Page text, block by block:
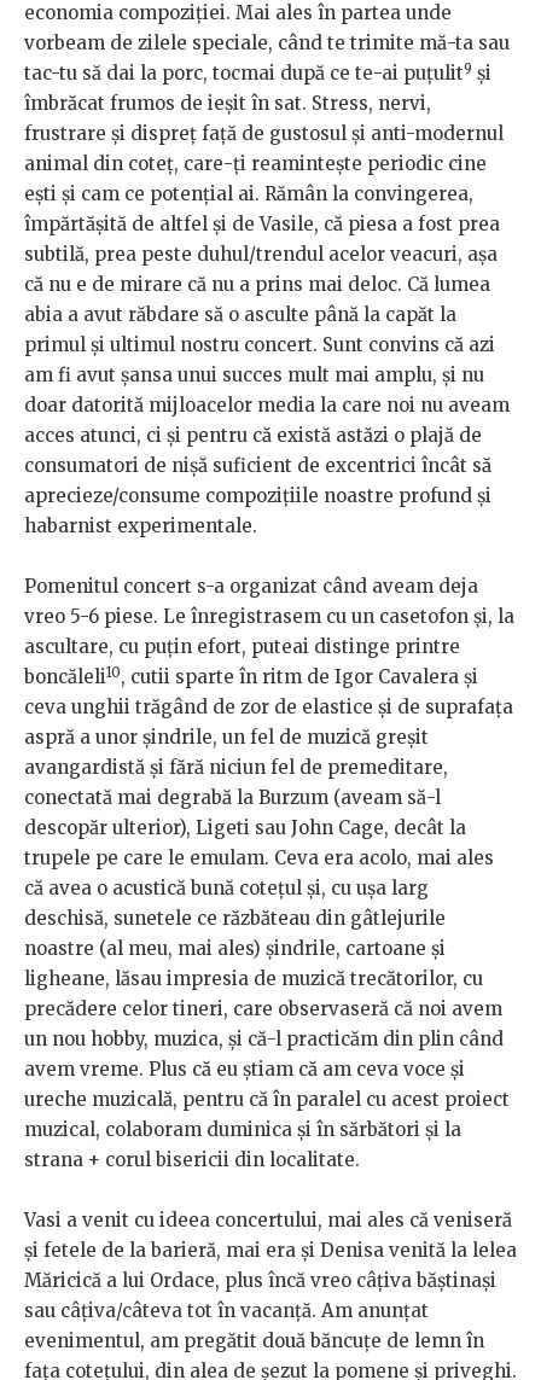
economia compoziției. Mai ales în partea unde
vorbeam de zilele speciale, când te trimite mă-ta sau
tac-tu să dai la porc, tocmai după ce te-ai puțulit9 și
îmbrăcat frumos de ieșit în sat. Stress, nervi,
frustrare și dispreț față de gustosul și anti-modernul
animal din coteț, care-ți reamintește periodic cine
ești și cam ce potențial ai. Rămân la convingerea,
împărtășită de altfel și de Vasile, că piesa a fost prea
subtilă, prea peste duhul/trendul acelor veacuri, așa
că nu e de mirare că nu a prins mai deloc. Că lumea
abia a avut răbdare să o asculte până la capăt la
primul și ultimul nostru concert. Sunt convins că azi
am fi avut șansa unui succes mult mai amplu, și nu
doar datorită mijloacelor media la care noi nu aveam
acces atunci, ci și pentru că există astăzi o plajă de
consumatori de nișă suficient de excentrici încât să
aprecieze/consume compozițiile noastre profund și
habarnist experimentale.
Pomenitul concert s-a organizat când aveam deja
vreo 5-6 piese. Le înregistrasem cu un casetofon și, la
ascultare, cu puțin efort, puteai distinge printre
boncăleli10, cutii sparte în ritm de Igor Cavalera și
ceva unghii trăgând de zor de elastice și de suprafața
aspră a unor șindrile, un fel de muzică greșit
avangardistă și fără niciun fel de premeditare,
conectată mai degrabă la Burzum (aveam să-l
descopăr ulterior), Ligeti sau John Cage, decât la
trupele pe care le emulam. Ceva era acolo, mai ales
că avea o acustică bună cotețul și, cu ușa larg
deschisă, sunetele ce răzbăteau din gâtlejurile
noastre (al meu, mai ales) șindrile, cartoane și
ligheane, lăsau impresia de muzică trecătorilor, cu
precădere celor tineri, care observaseră că noi avem
un nou hobby, muzica, și că-l practicăm din plin când
avem vreme. Plus că eu știam că am ceva voce și
ureche muzicală, pentru că în paralel cu acest proiect
muzical, colaboram duminica și în sărbători și la
strana + corul bisericii din localitate.
Vasi a venit cu ideea concertului, mai ales că veniseră
și fetele de la barieră, mai era și Denisa venită la lelea
Măricică a lui Ordace, plus încă vreo câțiva băștinași
sau câțiva/câteva tot în vacanță. Am anunțat
evenimentul, am pregătit două băncuțe de lemn în
fața cotețului, din alea de șezut la pomene și priveghi.